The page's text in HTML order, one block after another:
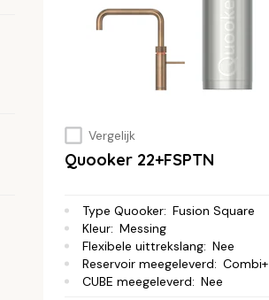
Vergelijk
Quooker 22+FSPTN
Type Quooker: Fusion Square
Kleur: Messing
Flexibele uittrekslang: Nee
Reservoir meegeleverd: Combi+
CUBE meegeleverd: Nee